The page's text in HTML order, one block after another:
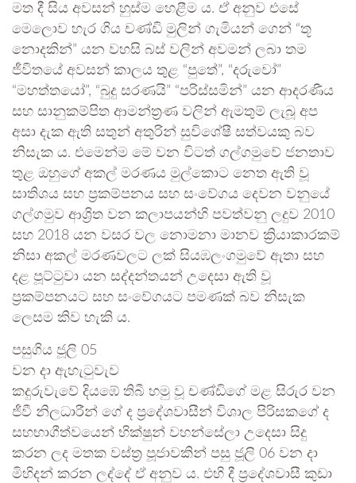
මත දී සිය අවසන් හුස්ම හෙළීම ය. ඒ අනුව එසේ
මෙලොව හැර ගිය චණ්ඩි මුලින් ගැමියන් ගෙන් “තූ
නොදකින්” යන වහසි බස් වලින් අවමන් ලබා තම
ජීවිතයේ අවසන් කාලය තුළ “පුතේ”, “දරුවෝ”
“මහත්තයෝ”, “බුදු සරණයි” “පරිස්සමින්” යන ආදරණීය
සහ සානුකම්පිත ආමන්ත්‍රණ වලින් ඇමතුම් ලැබූ අප
අසා දැක ඇති සතුන් අතුරින් සුවිශේෂී සත්වයකු බව
නිසැක ය. එමෙන්ම මේ වන විටත් ගල්ගමුවේ ජනතාව
තුළ ඔහුගේ අකල් මරණය මුල්කොට නෙත ඇති වූ
සාතිශය සහ ප්‍රකම්පනය සහ සංවේගය දෙවන වනුයේ
ගල්ගමුව ආශ්‍රිත වන කලාපයන්හි පවත්වනු ලදුව 2010
සහ 2018 යන වසර වල නොමනා මානව ක්‍රියාකාරකම්
නිසා අකල් මරණවලට ලක් සියඹලංගමුවේ ඇතා සහ
දළ පූට්ටුවා යන සද්දන්තයන් උදෙසා ඇති වූ
ප්‍රකම්පනයට සහ සංවේගයට පමණක් බව නිසැක
ලෙසම කිව හැකි ය.
පසුගිය ජූලි 05
වන දා ඇහැටුවැව
කදුරුවැවේ දියඹේ තිබී හමු වූ චණ්ඩිගේ මළ සිරුර වන
ජීවී නිලධාරීන් ගේ ද ප්‍රදේශවාසීන් විශාල පිරිසකගේ ද
සහභාගීත්වයෙන් භික්ෂුන් වහන්සේලා උදෙසා සිදු
කරන ලද මතක වස්ත්‍ර පූජාවකින් පසු ජූලි 06 වන දා
මිහිදන් කරන ලද්දේ ඒ අනුව ය. එහි දී ප්‍රදේශවාසී කුඩා